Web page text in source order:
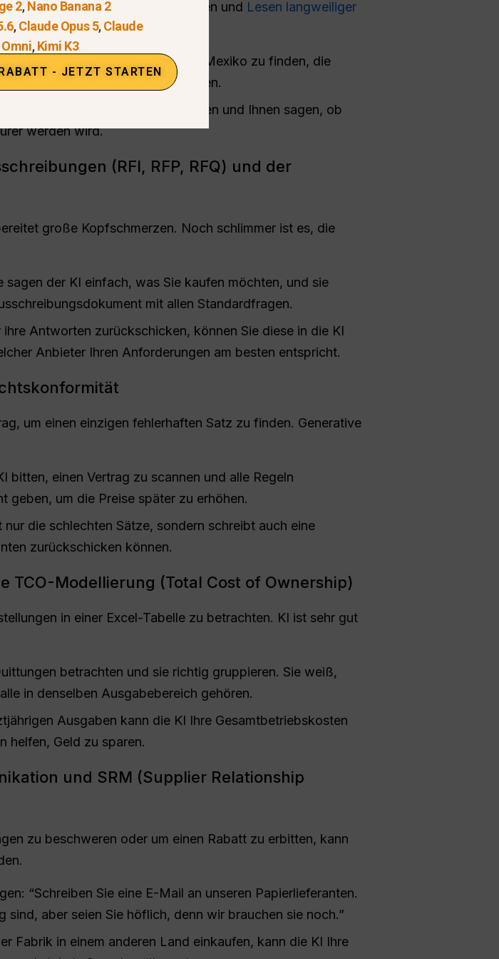
wochenlang bei Google suchen und Lesen langweiliger
Sie zu tun.
bitten, Verpackungslieferanten in Mexiko zu finden, die
Sicherheitszertifikat verfügen.
lange Nachrichtenartikel lesen und Ihnen sagen, ob
werden wird.
(RFI, RFP, RFQ) und der
große Kopfschmerzen. Noch schlimmer ist es, die
sagen der KI einfach, was Sie kaufen möchten, und sie
mit allen Standardfragen.
Antworten zurückschicken, können Sie diese in die KI
Anbieter Ihren Anforderungen am besten entspricht.
um einen einzigen fehlerhaften Satz zu finden. Generative
bitten, einen Vertrag zu scannen und alle Regeln
geben, um die Preise später zu erhöhen.
nur die schlechten Sätze, sondern schreibt auch eine
zurückschicken können.
TCO-Modellierung (Total Cost of Ownership)
in einer Excel-Tabelle zu betrachten. KI ist sehr gut
betrachten und sie richtig gruppieren. Sie weiß,
in denselben Ausgabebereich gehören.
Ausgaben kann die KI Ihre Gesamtbetriebskosten
helfen, Geld zu sparen.
und SRM (Supplier Relationship
zu beschweren oder um einen Rabatt zu erbitten, kann
“Schreiben Sie eine E-Mail an unseren Papierlieferanten.
sind, aber seien Sie höflich, denn wir brauchen sie noch.”
Fabrik in einem anderen Land einkaufen, kann die KI Ihre
2,Nano Banana 2
,Claude Opus 5,Claude
,Kimi K3
- JETZT STARTEN